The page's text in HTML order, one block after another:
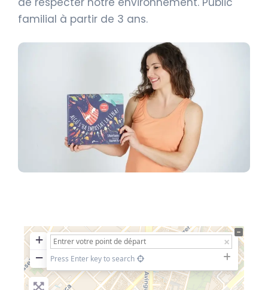
familial à partir de 3 ans.
+
−
Press Enter key to search